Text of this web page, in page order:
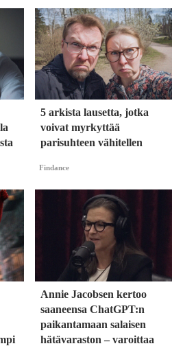
5 arkista lausetta, jotka
voivat myrkyttää
parisuhteen vähitellen
Findance
Annie Jacobsen kertoo
saaneensa ChatGPT:n
paikantamaan salaisen
hätävaraston – varoittaa